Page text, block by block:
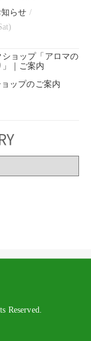
知らせ /
ョップ「アロマの
｜ご案内
ップのご案内
Reserved.